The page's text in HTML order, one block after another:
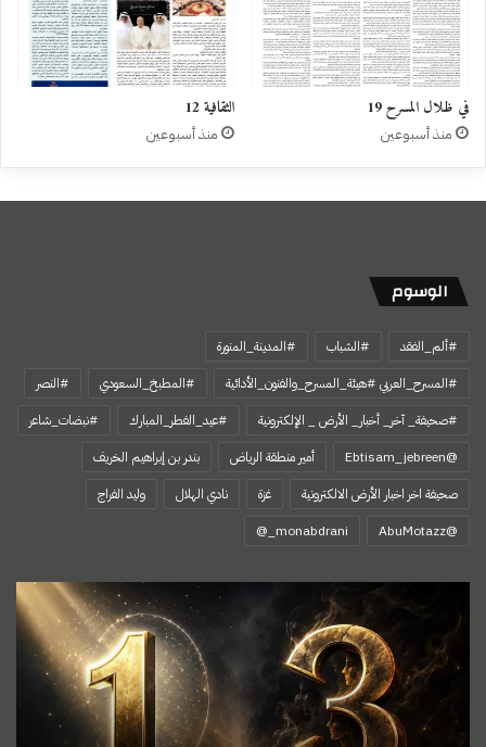
في ظلال المسرح 19
منذ أسبوعين
الثقافية 12
منذ أسبوعين
الوسوم
#ألم_الفقد #الشباب
#المدينة_المنورة
#المسرح_العربي #هيئة_المسرح_والفنون_الأدائية
#المطبخ_السعودي
#النصر
#صحيفة_ آخر_ أخبار_ الأرض _ الإلكترونية
#عيد_الفطر_المبارك
#نبضات_شاعر
@Ebtisam_jebreen
أمير منطقة الرياض
بندر بن إبراهيم الخريف
صحيفة اخر اخبار الأرض الالكترونية
غزة نادي الهلال
وليد الفراج
‏@AbuMotazz
مع
الرقم
ثلاثة